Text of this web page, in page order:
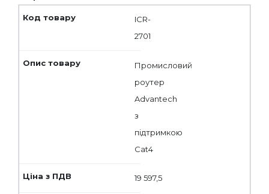
ICR-
2701
Промисловий
роутер
Advantech
з
підтримкою
Cat4
19 597,5